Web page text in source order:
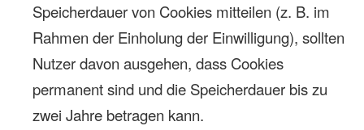
Speicherdauer von Cookies mitteilen (z. B. im
Rahmen der Einholung der Einwilligung), sollten
Nutzer davon ausgehen, dass Cookies
permanent sind und die Speicherdauer bis zu
zwei Jahre betragen kann.